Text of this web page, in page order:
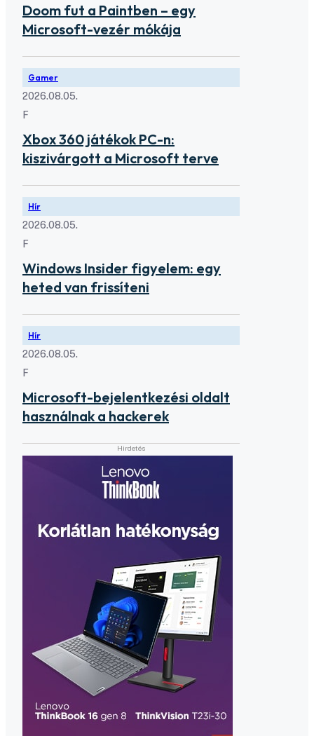
Doom fut a Paintben – egy
Microsoft-vezér mókája
Gamer
2026.08.05.
F
Xbox 360 játékok PC-n:
kiszivárgott a Microsoft terve
Hír
2026.08.05.
F
Windows Insider figyelem: egy
heted van frissíteni
Hír
2026.08.05.
F
Microsoft-bejelentkezési oldalt
használnak a hackerek